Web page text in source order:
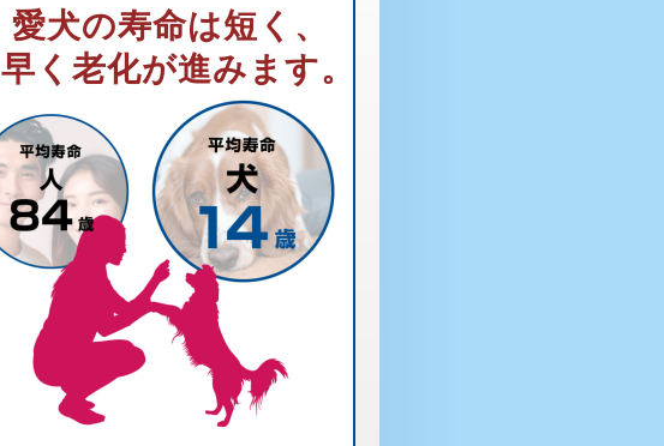
愛犬の寿命は短く、
早く老化が進みます。